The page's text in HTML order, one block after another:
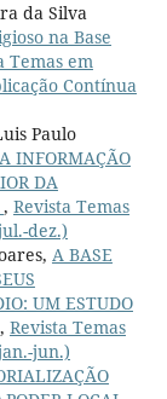
da Silva
na Base
Temas em
Contínua
Paulo
INFORMAÇÃO
DA
, Revista Temas
dez.)
A BASE
UM ESTUDO
, Revista Temas
jun.)